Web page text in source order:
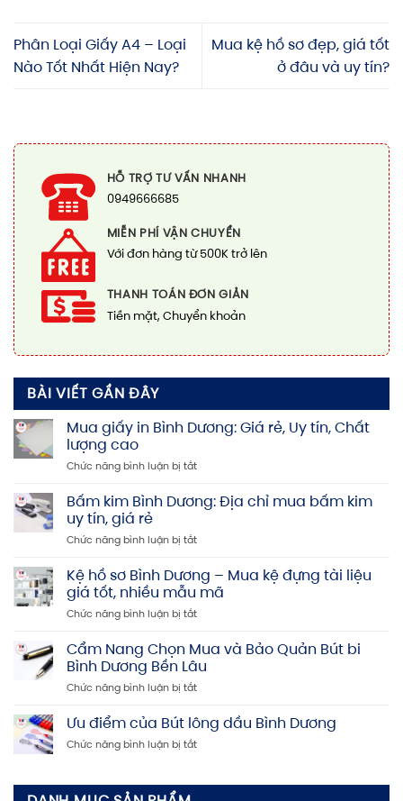
Phân Loại Giấy A4 – Loại
Nào Tốt Nhất Hiện Nay?
Mua kệ hồ sơ đẹp, giá tốt
ở đâu và uy tín?
HỖ TRỢ TƯ VẤN NHANH
0949666685
MIỄN PHÍ VẬN CHUYỂN
Với đơn hàng từ 500K trở lên
THANH TOÁN ĐƠN GIẢN
Tiền mặt, Chuyển khoản
BÀI VIẾT GẦN ĐÂY
Mua giấy in Bình Dương: Giá rẻ, Uy tín, Chất
lượng cao
Chức năng bình luận bị tắtở
giấy
in
Dương:
rẻ,
Uy
Chất
cao
Bấm kim Bình Dương: Địa chỉ mua bấm kim
uy tín, giá rẻ
Chức năng bình luận bị tắtở
kim
Bình
Dương:
Địa
mua
bấm
uy
giá
Kệ hồ sơ Bình Dương – Mua kệ đựng tài liệu
giá tốt, nhiều mẫu mã
Chức năng bình luận bị tắtở
hồ
Bình
Dương
Mua
đựng
Cẩm Nang Chọn Mua và Bảo Quản Bút bi
Bình Dương Bền Lâu
Chức năng bình luận bị tắtở
Nang
Chọn
Mua
Ưu điểm của Bút lông dầu Bình Dương
Chức năng bình luận bị tắtở